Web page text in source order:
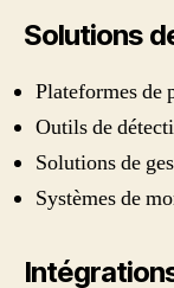
Solutions
Plateformes de
Outils de
Solutions de
Systèmes de